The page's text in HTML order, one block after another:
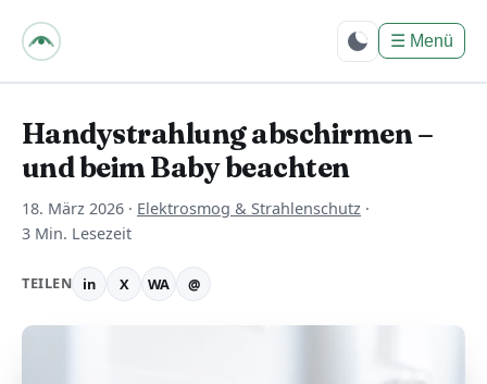
☰ Menü
Handystrahlung abschirmen –
und beim Baby beachten
18. März 2026 · Elektrosmog & Strahlenschutz ·
3 Min. Lesezeit
TEILEN in X WA @